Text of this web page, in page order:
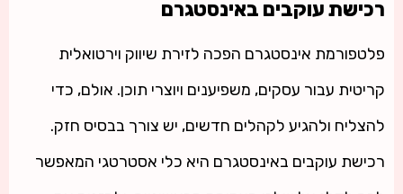
רכישת עוקבים באינסטגרם
פלטפורמת אינסטגרם הפכה לזירת שיווק וירטואלית
קריטית עבור עסקים, משפיענים ויוצרי תוכן. אולם, כדי
להצליח ולהגיע לקהלים חדשים, יש צורך בבסיס חזק.
רכישת עוקבים באינסטגרם היא כלי אסטרטגי המאפשר